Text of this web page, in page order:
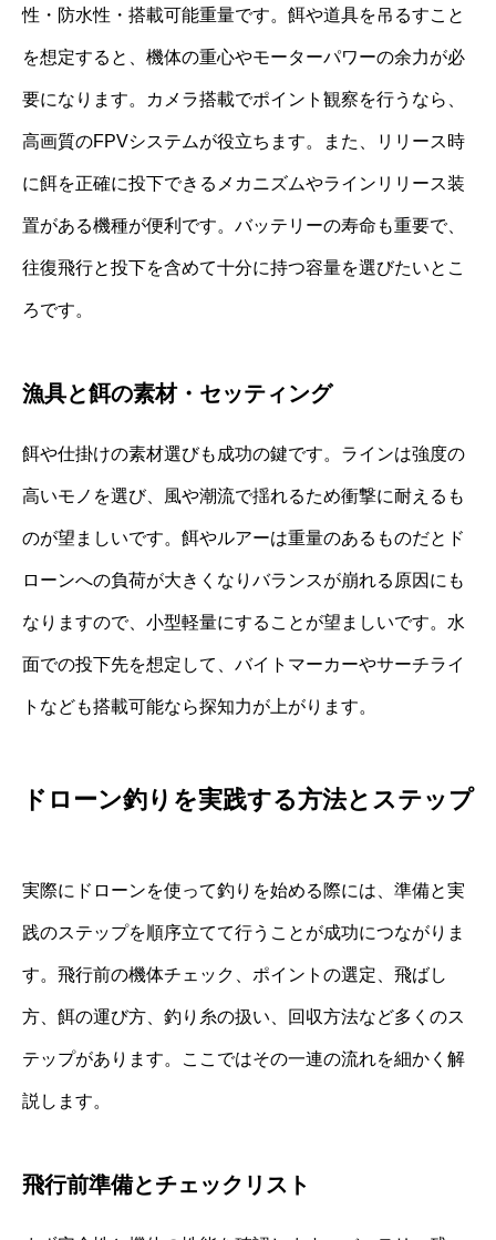
性・防水性・搭載可能重量です。餌や道具を吊るすこと
を想定すると、機体の重心やモーターパワーの余力が必
要になります。カメラ搭載でポイント観察を行うなら、
高画質のFPVシステムが役立ちます。また、リリース時
に餌を正確に投下できるメカニズムやラインリリース装
置がある機種が便利です。バッテリーの寿命も重要で、
往復飛行と投下を含めて十分に持つ容量を選びたいとこ
ろです。
漁具と餌の素材・セッティング
餌や仕掛けの素材選びも成功の鍵です。ラインは強度の
高いモノを選び、風や潮流で揺れるため衝撃に耐えるも
のが望ましいです。餌やルアーは重量のあるものだとド
ローンへの負荷が大きくなりバランスが崩れる原因にも
なりますので、小型軽量にすることが望ましいです。水
面での投下先を想定して、バイトマーカーやサーチライ
トなども搭載可能なら探知力が上がります。
ドローン釣りを実践する方法とステップ
実際にドローンを使って釣りを始める際には、準備と実
践のステップを順序立てて行うことが成功につながりま
す。飛行前の機体チェック、ポイントの選定、飛ばし
方、餌の運び方、釣り糸の扱い、回収方法など多くのス
テップがあります。ここではその一連の流れを細かく解
説します。
飛行前準備とチェックリスト